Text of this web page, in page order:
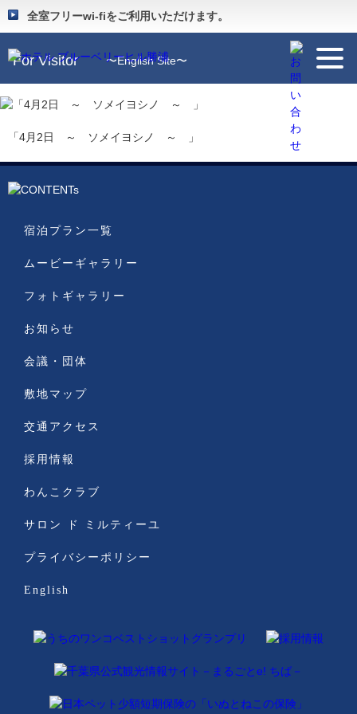
全室フリーwi-fiをご利用いただけます。
Guide 〜施設のご案内〜
For Visitor 〜English Site〜
「4月2日 ～ ソメイヨシノ ～ 」
宿泊プラン一覧
ムービーギャラリー
フォトギャラリー
お知らせ
会議・団体
敷地マップ
交通アクセス
採用情報
わんこクラブ
サロン ド ミルティーユ
プライバシーポリシー
English